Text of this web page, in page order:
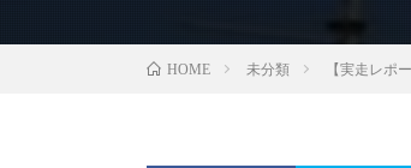
HOME 未分類 【実走レポ